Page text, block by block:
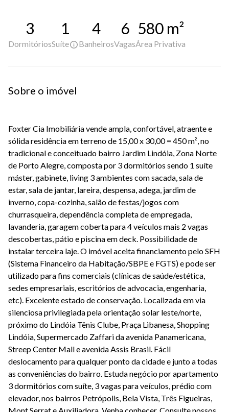
3
Dormitórios
1
Suíte
4
Banheiros
6
Vagas
580 m²
Área Privativa
Sobre o imóvel
Foxter Cia Imobiliária vende ampla, confortável, atraente e
sólida residência em terreno de 15,00 x 30,00 = 450 m², no
tradicional e conceituado bairro Jardim Lindóia, Zona Norte
de Porto Alegre, composta por 3 dormitórios sendo 1 suíte
máster, gabinete, living 3 ambientes com sacada, sala de
estar, sala de jantar, lareira, despensa, adega, jardim de
inverno, copa-cozinha, salão de festas/jogos com
churrasqueira, dependência completa de empregada,
lavanderia, garagem coberta para 4 veículos mais 2 vagas
descobertas, pátio e piscina em deck. Possibilidade de
instalar terceira laje. O imóvel aceita financiamento pelo SFH
(Sistema Financeiro da Habitação/SBPE e FGTS) e pode ser
utilizado para fins comerciais (clínicas de saúde/estética,
sedes empresariais, escritórios de advocacia, engenharia,
etc). Excelente estado de conservação. Localizada em via
silenciosa privilegiada pela orientação solar leste/norte,
próximo do Lindóia Tênis Clube, Praça Libanesa, Shopping
Lindóia, Supermercado Zaffari da avenida Panamericana,
Streep Center Mall e avenida Assis Brasil. Fácil
deslocamento para qualquer ponto da cidade e junto a todas
as conveniências do bairro. Estuda negócio por apartamento
3 dormitórios com suíte, 3 vagas para veículos, prédio com
elevador, nos bairros Petrópolis, Bela Vista, Três Figueiras,